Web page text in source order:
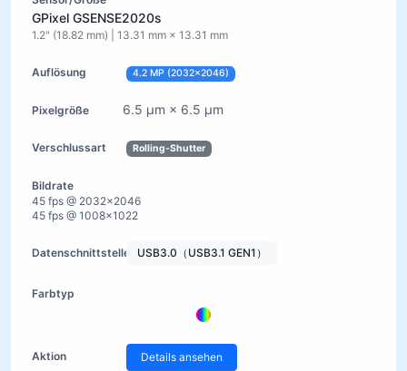
GPixel GSENSE2020s
1.2" (18.82 mm) | 13.31 mm × 13.31 mm
4.2 MP (2032×2046)
6.5 µm × 6.5 µm
Rolling-Shutter
45 fps @ 2032×2046
45 fps @ 1008×1022
USB3.0（USB3.1 GEN1）
Details ansehen